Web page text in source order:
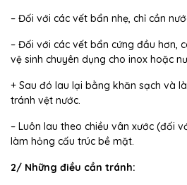
– Đối với các vết bẩn nhẹ, chỉ cần
– Đối với các vết bẩn cứng đầu hơn,
vệ sinh chuyên dụng cho inox hoặc
+ Sau đó lau lại bằng khăn sạch và
tránh vệt nước.
– Luôn lau theo chiều vân xước (đối
làm hỏng cấu trúc bề mặt.
2/ Những điều cần tránh: